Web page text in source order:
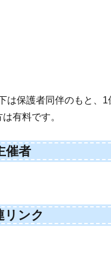
保護者同伴のもと、1
有料です。
催者
リンク